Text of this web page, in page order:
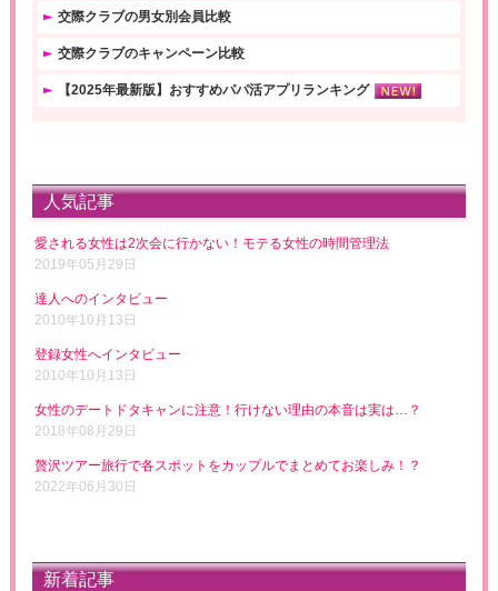
交際クラブの男女別会員比較
交際クラブのキャンペーン比較
【2025年最新版】おすすめパパ活アプリランキング
人気記事
愛される女性は2次会に行かない！モテる女性の時間管理法
2019年05月29日
達人へのインタビュー
2010年10月13日
登録女性へインタビュー
2010年10月13日
女性のデートドタキャンに注意！行けない理由の本音は実は…？
2018年08月29日
贅沢ツアー旅行で各スポットをカップルでまとめてお楽しみ！？
2022年06月30日
新着記事